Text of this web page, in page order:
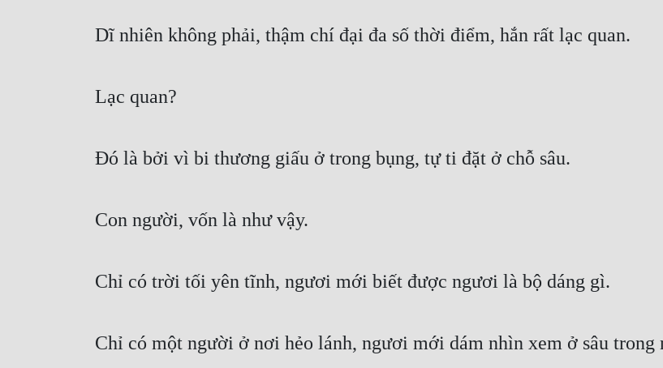
Dĩ nhiên không phải, thậm chí đại đa số thời điểm, hắn rất lạc quan.
Lạc quan?
Đó là bởi vì bi thương giấu ở trong bụng, tự ti đặt ở chỗ sâu.
Con người, vốn là như vậy.
Chỉ có trời tối yên tĩnh, ngươi mới biết được ngươi là bộ dáng gì.
Chỉ có một người ở nơi hẻo lánh, ngươi mới dám nhìn xem ở sâu